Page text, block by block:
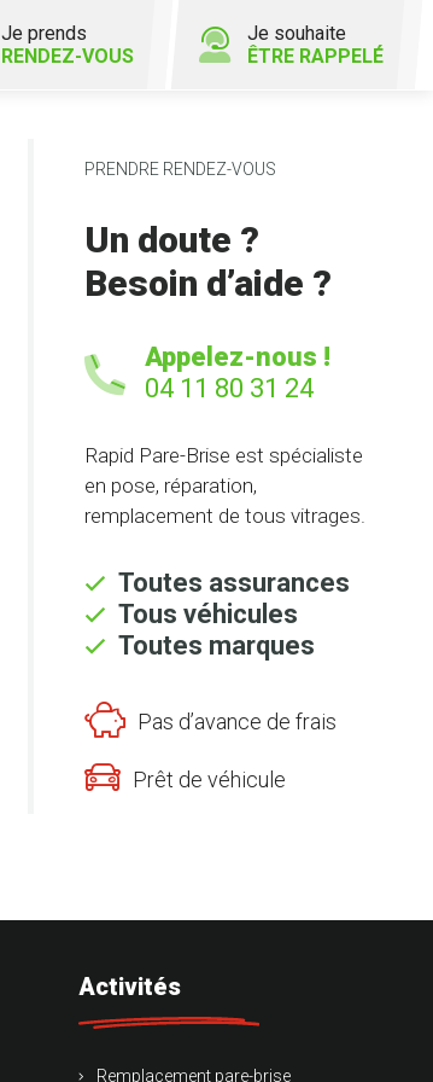
Je prends
RENDEZ-VOUS
Je souhaite
ÊTRE RAPPELÉ
PRENDRE RENDEZ-VOUS
Un doute ?
Besoin d’aide ?
Appelez-nous !
04 11 80 31 24
Rapid Pare-Brise est spécialiste
en pose, réparation,
remplacement de tous vitrages.
Toutes assurances
Tous véhicules
Toutes marques
Pas d’avance de frais
Prêt de véhicule
Activités
Remplacement pare-brise